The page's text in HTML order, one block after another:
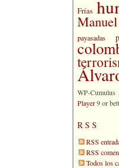
Frías
payasadas
WP-
Player9 or
RSS
RSS
RSS
Todos los